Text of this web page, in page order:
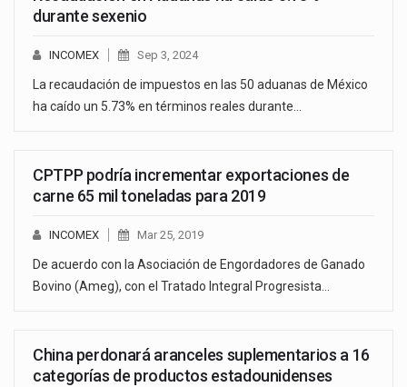
durante sexenio
INCOMEX Sep 3, 2024
La recaudación de impuestos en las 50 aduanas de México
ha caído un 5.73% en términos reales durante…
CPTPP podría incrementar exportaciones de
carne 65 mil toneladas para 2019
INCOMEX Mar 25, 2019
De acuerdo con la Asociación de Engordadores de Ganado
Bovino (Ameg), con el Tratado Integral Progresista…
China perdonará aranceles suplementarios a 16
categorías de productos estadounidenses